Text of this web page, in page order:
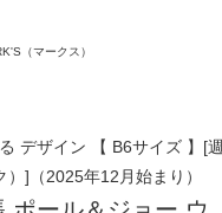
（マークス）
デザイン 【 B6サイズ 】[週
]（2025年12月始まり）